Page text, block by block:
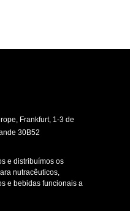
Frankfurt, 1-3 de
30B52
e distribuímos os
nutracêuticos,
e bebidas funcionais a
na China, Japão e
e estamos